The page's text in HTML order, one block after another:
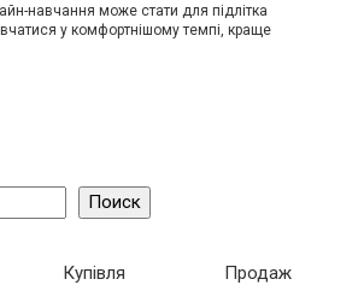
навчання може стати для підлітка
у комфортнішому темпі, краще
Поиск
Купівля
Продаж